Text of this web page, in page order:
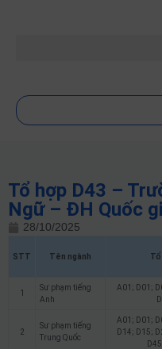
Tổ hợp D43 –
Ngữ – ĐH Quốc
28/10/2025
STT Tên ngành Tổ
1
Sư phạm tiếng
Anh
A01; D01;
2
Sư phạm tiếng
Trung Quốc
A01; D01;
D14; D15;